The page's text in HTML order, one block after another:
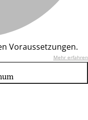
Voraussetzungen.
Mehr erfahren